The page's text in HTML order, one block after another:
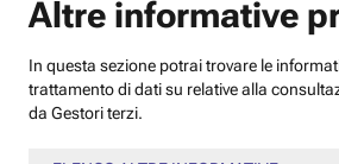
Altre informative
In questa sezione potrai trovare le
trattamento di dati su relative alla
da Gestori terzi.